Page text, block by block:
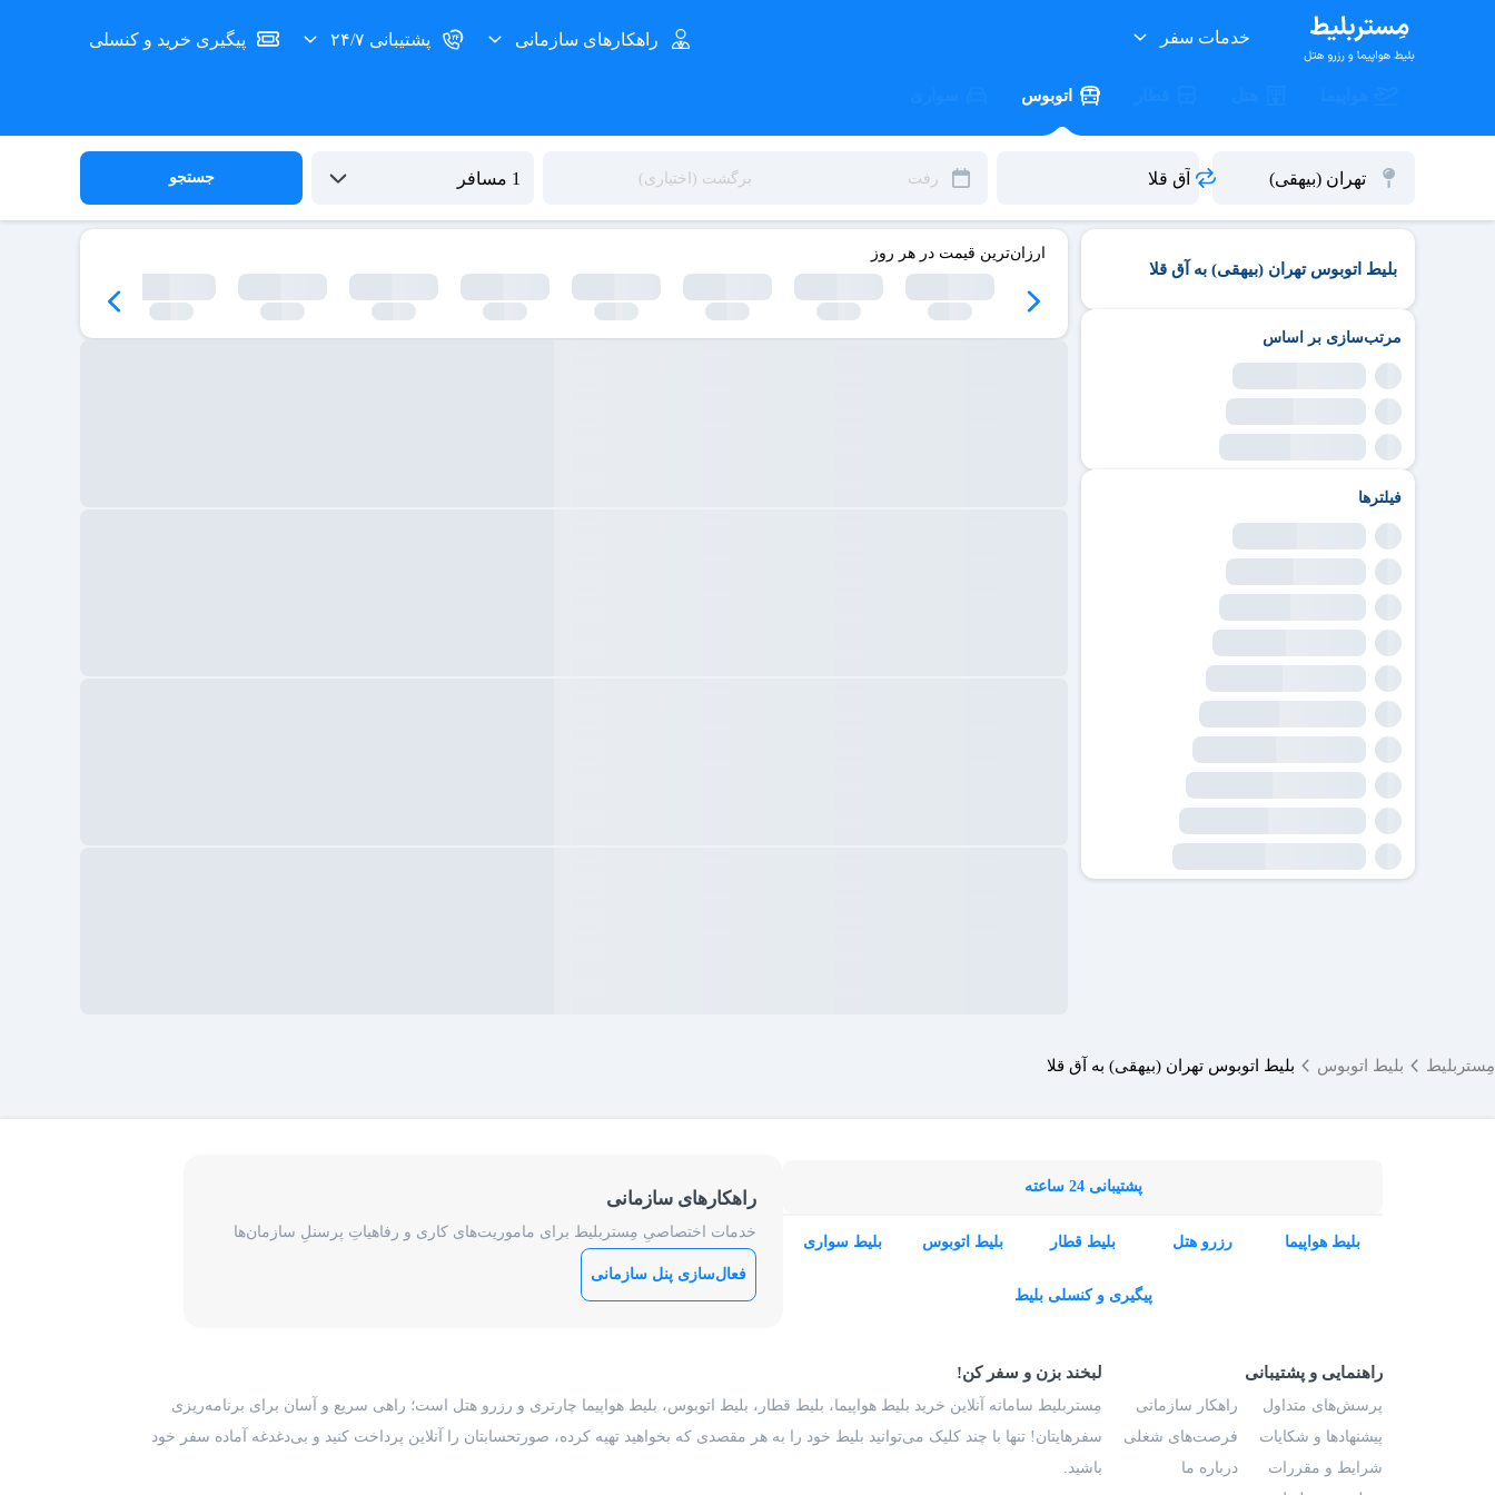
خدمات سفر راهکارهای سازمانی پشتیبانی ۲۴/۷ پیگیری خرید و کنسلی
اتوبوس
جستجو
بلیط اتوبوس تهران (بیهقی) به آق قلا
مرتب‌سازی بر اساس
فیلترها
ارزان‌ترین قیمت در هر روز
مِستربلیط بلیط اتوبوس بلیط اتوبوس تهران (بیهقی) به آق قلا
پشتیبانی 24 ساعته
بلیط هواپیما رزرو هتل بلیط قطار بلیط اتوبوس بلیط سواری
پیگیری و کنسلی بلیط
راهکارهای سازمانی
خدمات اختصاصیِ مِستربلیط برای ماموریت‌های کاری و رفاهیاتِ پرسنلِ سازمان‌ها
فعال‌سازی پنل سازمانی
راهنمایی و پشتیبانی
پرسش‌های متداول
پیشنهادها و شکایات
شرایط و مقررات
راهکار سازمانی
فرصت‌های شغلی
درباره ما
لبخند بزن و سفر کن!
مِستربلیط سامانه آنلاین خرید بلیط هواپیما، بلیط قطار، بلیط اتوبوس، بلیط هواپیما چارتری و رزرو هتل است؛ راهی سریع و آسان برای برنامه‌ریزی
سفرهایتان! تنها با چند کلیک می‌توانید بلیط خود را به هر مقصدی که بخواهید تهیه کرده، صورتحسابتان را آنلاین پرداخت کنید و بی‌دغدغه آماده سفر خود
باشید.